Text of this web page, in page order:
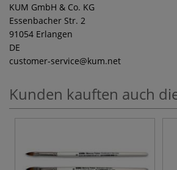
KUM GmbH & Co. KG
Essenbacher Str. 2
91054 Erlangen
DE
customer-service@kum.net
Kunden kauften auch